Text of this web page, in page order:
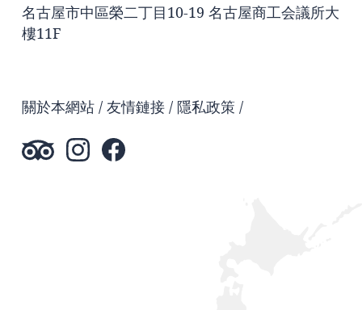
名古屋市中區榮二丁目10-19 名古屋商工会議所大
樓11F
關於本網站 友情鏈接 隱私政策